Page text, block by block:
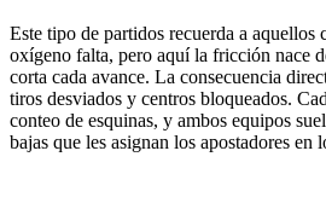
Este tipo de partidos recuerda a aquellos
oxígeno falta, pero aquí la fricción nace
corta cada avance. La consecuencia
tiros desviados y centros bloqueados.
conteo de esquinas, y ambos equipos
bajas que les asignan los apostadores en